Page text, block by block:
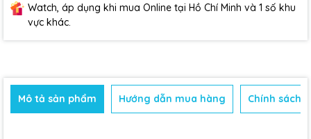
Watch, áp dụng khi mua Online tại Hồ Chí Minh và 1 số khu
vực khác.
Mô tả sản phẩm Hướng dẫn mua hàng Chính sách